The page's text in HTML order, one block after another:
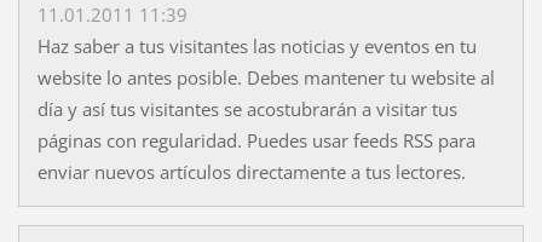
11.01.2011 11:39
Haz saber a tus visitantes las noticias y eventos en tu
website lo antes posible. Debes mantener tu website al
día y así tus visitantes se acostubrarán a visitar tus
páginas con regularidad. Puedes usar feeds RSS para
enviar nuevos artículos directamente a tus lectores.